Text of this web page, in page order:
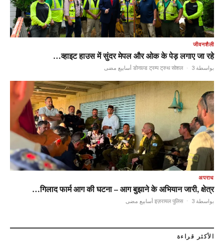
जीवनशैली
व्हाइट हाउस में सुंदर मेपल और ओक के पेड़ लगाए जा रहे…
بواسطة डोनाल्ड ट्रम्प ट्रुथ सोशल · 3 أسابيع مضى
अपराध
गिलाद फार्म आग की घटना – आग बुझाने के अभियान जारी, क्षेत्र…
بواسطة इज़रायल पुलिस · 3 أسابيع مضى
الأكثر قراءة